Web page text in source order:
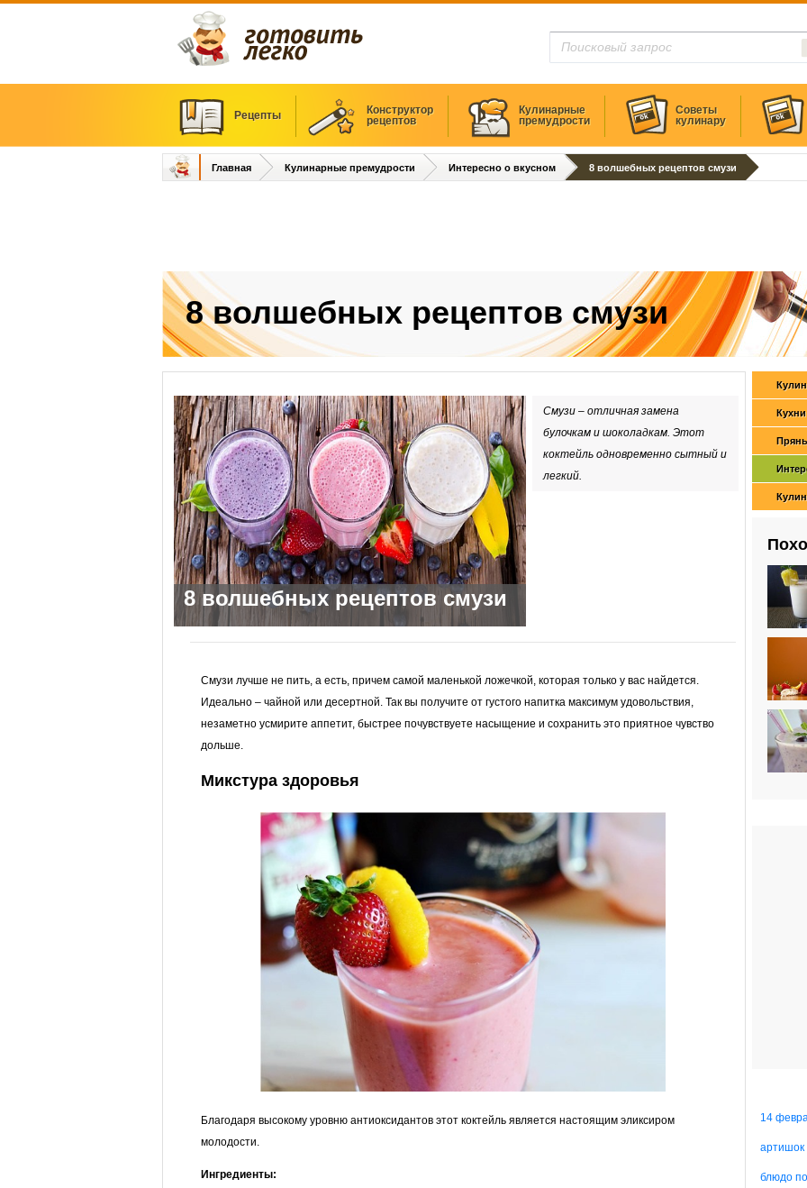
Рецепты
Конструктор
рецептов
Кулинарные
премудрости
Советы
кулинару
Главная Кулинарные премудрости Интересно о вкусном 8 волшебных рецептов смузи
8 волшебных рецептов смузи
Смузи – отличная замена
булочкам и шоколадкам. Этот
коктейль одновременно сытный и
легкий.
8 волшебных рецептов смузи
Смузи лучше не пить, а есть, причем самой маленькой ложечкой, которая только у вас найдется.
Идеально – чайной или десертной. Так вы получите от густого напитка максимум удовольствия,
незаметно усмирите аппетит, быстрее почувствуете насыщение и сохранить это приятное чувство
дольше.
Микстура здоровья
Благодаря высокому уровню антиоксидантов этот коктейль является настоящим эликсиром
молодости.
Ингредиенты:
14
артишок
блюдо